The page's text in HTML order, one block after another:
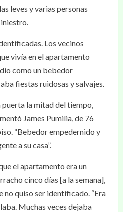
leves y varias personas
Los vecinos
vivía en el apartamento
como un bebedor
fiestas ruidosas y salvajes.
la mitad del tiempo,
James Pumilia, de 76
“Bebedor empedernido y
a su casa”.
el apartamento era un
cinco días [a la semana],
no quiso ser identificado. “Era
Muchas veces dejaba